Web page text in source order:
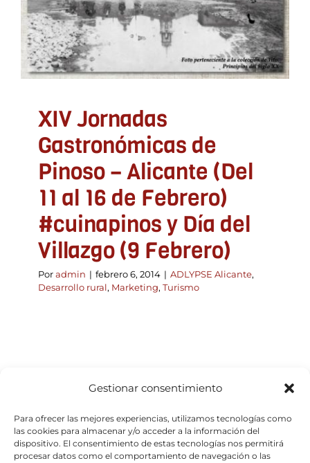
Gestionar consentimiento
Para ofrecer las mejores experiencias, utilizamos tecnologías como
las cookies para almacenar y/o acceder a la información del
dispositivo. El consentimiento de estas tecnologías nos permitirá
procesar datos como el comportamiento de navegación o las
ADLYPSE Alicante Desarrollo rural Marketing
Turismo
XIV Jornadas
Gastronómicas de
Pinoso – Alicante (Del
11 al 16 de Febrero)
#cuinapinos y Día del
Villazgo (9 Febrero)
Poradmin | febrero 6, 2014 | ADLYPSE Alicante,
Desarrollo rural, Marketing, Turismo